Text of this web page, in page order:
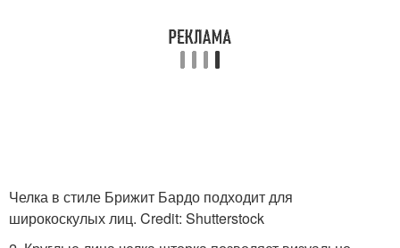
Челка в стиле Брижит Бардо подходит для
широкоскулых лиц. Credit: Shutterstock